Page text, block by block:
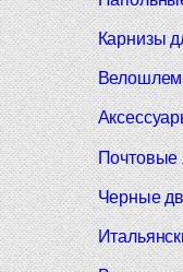
Карнизы
Почтовые
Черные